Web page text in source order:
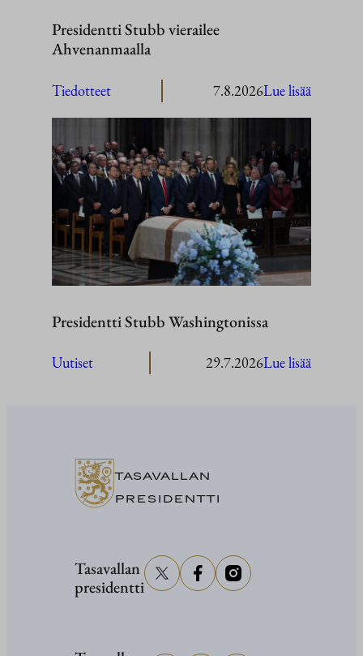
Presidentti Stubb vierailee
Ahvenanmaalla
Tiedotteet 7.8.2026Lue lisää
vierailee
Presidentti Stubb Washingtonissa
Uutiset 29.7.2026Lue lisää
TASAVALLAN
PRESIDENTTI
Tasavallan
presidentti